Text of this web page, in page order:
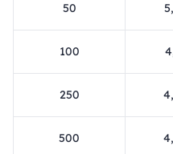
50
100
250
500